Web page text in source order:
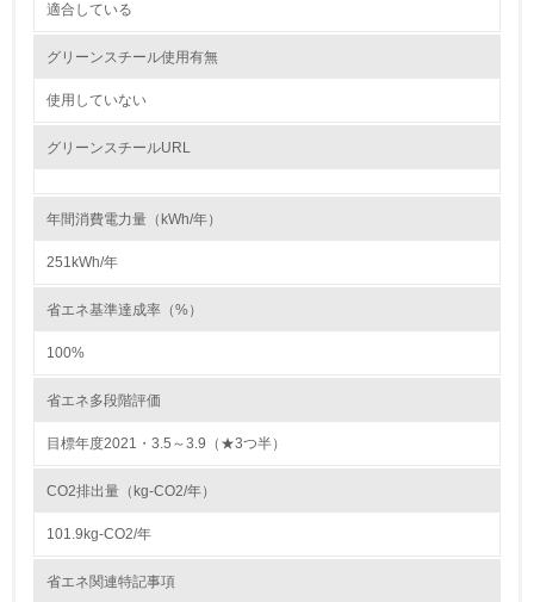
かしている
従業員が環境方針に基づいて自分の業務の中で行うべき環
→ 導入している規格名 ISO14001
第三者認証を取得している
適合している
グリーンスチール使用有無
使用していない
グリーンスチールURL
年間消費電力量（kWh/年）
251kWh/年
省エネ基準達成率（%）
100%
省エネ多段階評価
目標年度2021・3.5～3.9（★3つ半）
CO2排出量（kg-CO2/年）
101.9kg-CO2/年
省エネ関連特記事項